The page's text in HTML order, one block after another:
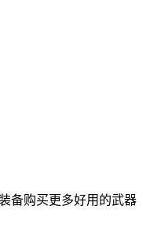
备购买更多好用的武器